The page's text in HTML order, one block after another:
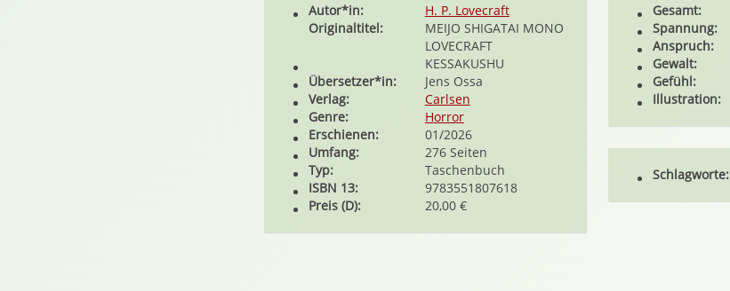
Autor*in:
H. P. Lovecraft
Originaltitel:
MEIJO SHIGATAI MONO
LOVECRAFT
KESSAKUSHU
Übersetzer*in:
Jens Ossa
Verlag:
Carlsen
Genre:
Horror
Erschienen:
01/2026
Umfang:
276 Seiten
Typ:
Taschenbuch
ISBN 13:
9783551807618
Preis (D):
20,00 €
Gesamt:
Spannung:
Anspruch:
Gewalt:
Gefühl:
Illustration:
Schlagworte: